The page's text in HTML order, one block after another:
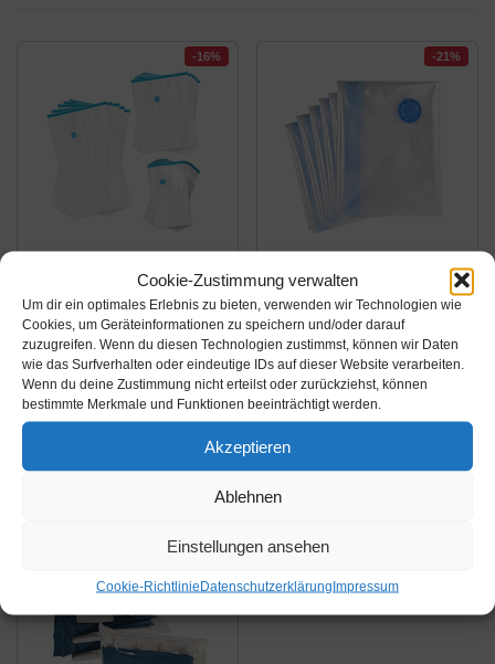
Cookie-Zustimmung verwalten
Um dir ein optimales Erlebnis zu bieten, verwenden wir Technologien wie
Cookies, um Geräteinformationen zu speichern und/oder darauf
zuzugreifen. Wenn du diesen Technologien zustimmst, können wir Daten
wie das Surfverhalten oder eindeutige IDs auf dieser Website verarbeiten.
Wenn du deine Zustimmung nicht erteilst oder zurückziehst, können
bestimmte Merkmale und Funktionen beeinträchtigt werden.
Akzeptieren
Ablehnen
Einstellungen ansehen
Cookie-RichtlinieDatenschutzerklärungImpressum
-16%
24,99€29,95€
Kronenburg 20 TLG.
Set Vakuumbeutel -
Aufbewahrungsbeutel -
-21%
14,99€18,99€
figg XXL Vakuumbeutel
(6er Set) - 100x80cm -
100% dicht und extra
Aufbewahrungsbeutel
Bettdecken,